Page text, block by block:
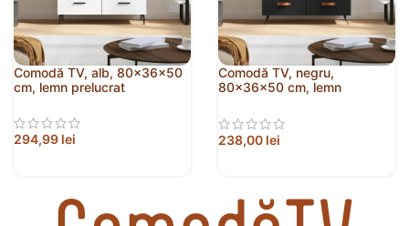
Comodă TV, alb, 80x36x50
cm, lemn prelucrat
294,99 lei
Comodă TV, negru,
80x36x50 cm, lemn
238,00 lei